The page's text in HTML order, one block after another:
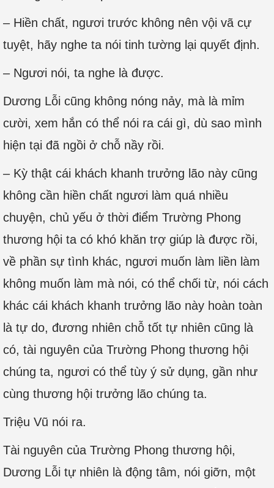
– Hiền chất, ngươi trước không nên vội vã cự
tuyệt, hãy nghe ta nói tinh tường lại quyết định.
– Ngươi nói, ta nghe là được.
Dương Lỗi cũng không nóng nảy, mà là mỉm
cười, xem hắn có thể nói ra cái gì, dù sao mình
hiện tại đã ngồi ở chỗ nầy rồi.
– Kỳ thật cái khách khanh trưởng lão này cũng
không cần hiền chất ngươi làm quá nhiều
chuyện, chủ yếu ở thời điểm Trường Phong
thương hội ta có khó khăn trợ giúp là được rồi,
về phần sự tình khác, ngươi muốn làm liền làm
không muốn làm mà nói, có thể chối từ, nói cách
khác cái khách khanh trưởng lão này hoàn toàn
là tự do, đương nhiên chỗ tốt tự nhiên cũng là
có, tài nguyên của Trường Phong thương hội
chúng ta, ngươi có thể tùy ý sử dụng, gần như
cùng thương hội trưởng lão chúng ta.
Triệu Vũ nói ra.
Tài nguyên của Trường Phong thương hội,
Dương Lỗi tự nhiên là động tâm, nói giỡn, một